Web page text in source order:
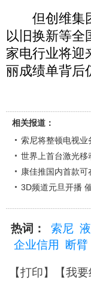
但创维集团
以旧换新等全
家电行业将迎
丽成绩单背后
相关报道：
索尼将整顿电视业
世界上首台激光移
康佳推国内首款
3D频道元旦开播
热词： 索尼
企业信用
断臂
【打印】【我要